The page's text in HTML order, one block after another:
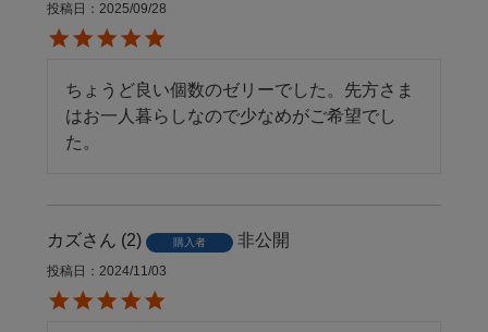
投稿日 2025/09/28
ちょうど良い個数のゼリーでした。先方さま
はお一人暮らしなので少なめがご希望でし
た。
カズ 2 購入者 非公開
投稿日 2024/11/03